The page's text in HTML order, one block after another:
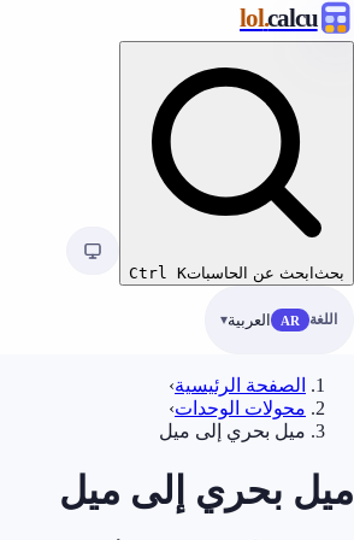
calcu
.lol
بحث ابحث عن الحاسبات Ctrl K
اللغة AR العربية
الصفحة الرئيسية›
محولات الوحدات›
ميل بحري إلى ميل
ميل بحري إلى ميل